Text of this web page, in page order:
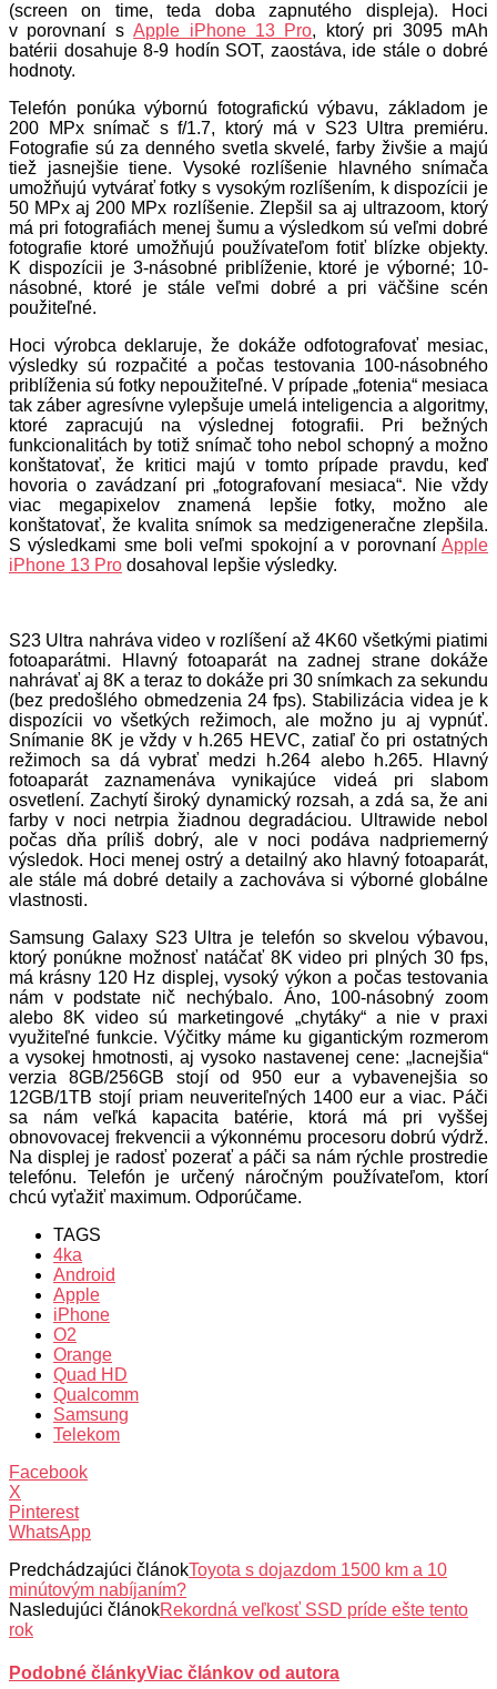
(screen on time, teda doba zapnutého displeja). Hoci
v porovnaní sApple iPhone 13 Pro, ktorý pri 3095 mAh
batérii dosahuje 8-9 hodín SOT, zaostáva, ide stále o dobré
hodnoty.
Telefón ponúka výbornú fotografickú výbavu, základom je
200 MPx snímač s f/1.7, ktorý má v S23 Ultra premiéru.
Fotografie sú za denného svetla skvelé, farby živšie a majú
tiež jasnejšie tiene. Vysoké rozlíšenie hlavného snímača
umožňujú vytvárať fotky s vysokým rozlíšením, k dispozícii je
50 MPx aj 200 MPx rozlíšenie. Zlepšil sa aj ultrazoom, ktorý
má pri fotografiách menej šumu a výsledkom sú veľmi dobré
fotografie ktoré umožňujú používateľom fotiť blízke objekty.
K dispozícii je 3-násobné priblíženie, ktoré je výborné; 10-
násobné, ktoré je stále veľmi dobré a pri väčšine scén
použiteľné.
Hoci výrobca deklaruje, že dokáže odfotografovať mesiac,
výsledky sú rozpačité a počas testovania 100-násobného
priblíženia sú fotky nepoužiteľné. V prípade „fotenia“ mesiaca
tak záber agresívne vylepšuje umelá inteligencia a algoritmy,
ktoré zapracujú na výslednej fotografii. Pri bežných
funkcionalitách by totiž snímač toho nebol schopný a možno
konštatovať, že kritici majú v tomto prípade pravdu, keď
hovoria o zavádzaní pri „fotografovaní mesiaca“. Nie vždy
viac megapixelov znamená lepšie fotky, možno ale
konštatovať, že kvalita snímok sa medzigeneračne zlepšila.
S výsledkami sme boli veľmi spokojní a v porovnaní Apple
iPhone 13 Pro dosahoval lepšie výsledky.
S23 Ultra nahráva video v rozlíšení až 4K60 všetkými piatimi
fotoaparátmi. Hlavný fotoaparát na zadnej strane dokáže
nahrávať aj 8K a teraz to dokáže pri 30 snímkach za sekundu
(bez predošlého obmedzenia 24 fps). Stabilizácia videa je k
dispozícii vo všetkých režimoch, ale možno ju aj vypnúť.
Snímanie 8K je vždy v h.265 HEVC, zatiaľ čo pri ostatných
režimoch sa dá vybrať medzi h.264 alebo h.265. Hlavný
fotoaparát zaznamenáva vynikajúce videá pri slabom
osvetlení. Zachytí široký dynamický rozsah, a zdá sa, že ani
farby v noci netrpia žiadnou degradáciou. Ultrawide nebol
počas dňa príliš dobrý, ale v noci podáva nadpriemerný
výsledok. Hoci menej ostrý a detailný ako hlavný fotoaparát,
ale stále má dobré detaily a zachováva si výborné globálne
vlastnosti.
Samsung Galaxy S23 Ultra je telefón so skvelou výbavou,
ktorý ponúkne možnosť natáčať 8K video pri plných 30 fps,
má krásny 120 Hz displej, vysoký výkon a počas testovania
nám v podstate nič nechýbalo. Áno, 100-násobný zoom
alebo 8K video sú marketingové „chytáky“ a nie v praxi
využiteľné funkcie. Výčitky máme ku gigantickým rozmerom
a vysokej hmotnosti, aj vysoko nastavenej cene: „lacnejšia“
verzia 8GB/256GB stojí od 950 eur a vybavenejšia so
12GB/1TB stojí priam neuveriteľných 1400 eur a viac. Páči
sa nám veľká kapacita batérie, ktorá má pri vyššej
obnovovacej frekvencii a výkonnému procesoru dobrú výdrž.
Na displej je radosť pozerať a páči sa nám rýchle prostredie
telefónu. Telefón je určený náročným používateľom, ktorí
chcú vyťažiť maximum. Odporúčame.
TAGS
4ka
Android
Apple
iPhone
O2
Orange
Quad HD
Qualcomm
Samsung
Telekom
Facebook
X
Pinterest
WhatsApp
Predchádzajúci článokToyota s dojazdom 1500 km a 10
minútovým nabíjaním?
Nasledujúci článokRekordná veľkosť SSD príde ešte tento
rok
Podobné článkyViac článkov od autora